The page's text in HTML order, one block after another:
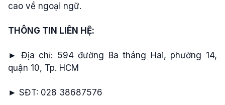
cao về ngoại ngữ.
THÔNG TIN LIÊN HỆ:
► Địa chỉ: 594 đường Ba tháng Hai, phường 14,
quận 10, Tp. HCM
► SĐT: 028 38687576